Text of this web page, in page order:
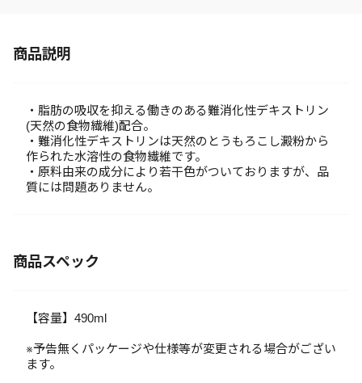
商品説明
・脂肪の吸収を抑える働きのある難消化性デキストリン
(天然の食物繊維)配合。
・難消化性デキストリンは天然のとうもろこし澱粉から
作られた水溶性の食物繊維です。
・原料由来の成分により若干色がついておりますが、品
質には問題ありません。
商品スペック
【容量】490ml
※予告無くパッケージや仕様等が変更される場合がござい
ます。